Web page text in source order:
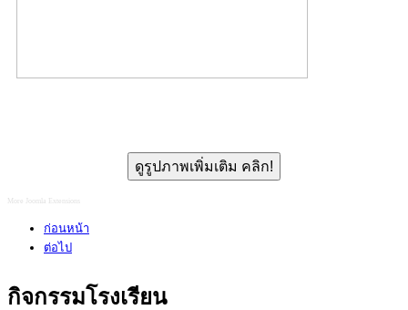
ดูรูปภาพเพิ่มเติม คลิก!
More Joomla Extensions
ก่อนหน้า
ต่อไป
กิจกรรมโรงเรียน